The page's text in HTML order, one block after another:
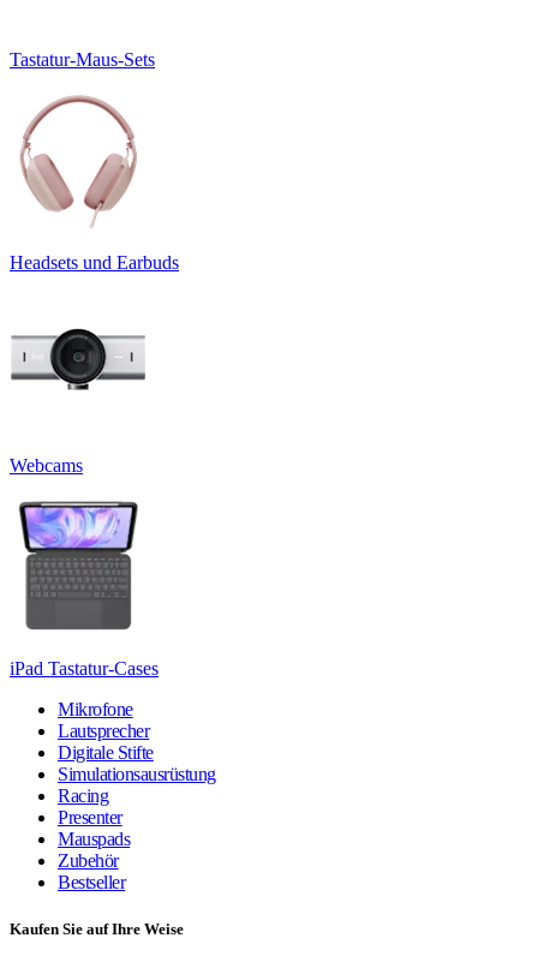
Tastatur-Maus-Sets
Headsets und Earbuds
Webcams
iPad Tastatur-Cases
Mikrofone
Lautsprecher
Digitale Stifte
Simulationsausrüstung
Racing
Presenter
Mauspads
Zubehör
Bestseller
Kaufen Sie auf Ihre Weise